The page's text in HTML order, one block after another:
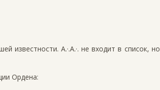
известности. A.·.A.·. не входит в список,
Ордена: